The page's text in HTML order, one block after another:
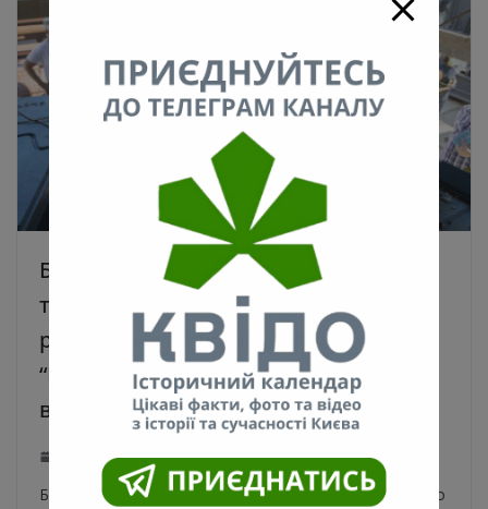
Будівництво метро на Виноградар
триває. За 2 тижні розпочнуть
розробку тунелю між станціями
“Мостицька” та “Сирець”. Фото та
відео
07.08.2020 0
Будівництво метро на Виноградар триває. Орієнтовно